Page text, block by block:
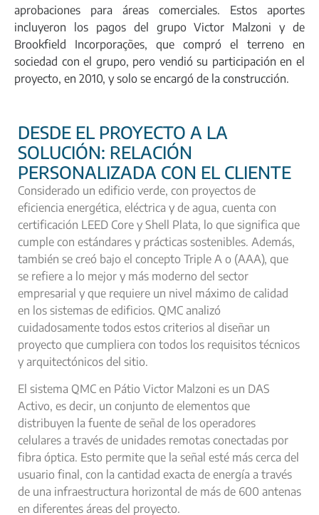
aprobaciones para áreas comerciales. Estos aportes
incluyeron los pagos del grupo Victor Malzoni y de
Brookfield Incorporações, que compró el terreno en
sociedad con el grupo, pero vendió su participación en el
proyecto, en 2010, y solo se encargó de la construcción.
DESDE EL PROYECTO A LA
SOLUCIÓN: RELACIÓN
PERSONALIZADA CON EL CLIENTE
Considerado un edificio verde, con proyectos de
eficiencia energética, eléctrica y de agua, cuenta con
certificación LEED Core y Shell Plata, lo que significa que
cumple con estándares y prácticas sostenibles. Además,
también se creó bajo el concepto Triple A o (AAA), que
se refiere a lo mejor y más moderno del sector
empresarial y que requiere un nivel máximo de calidad
en los sistemas de edificios. QMC analizó
cuidadosamente todos estos criterios al diseñar un
proyecto que cumpliera con todos los requisitos técnicos
y arquitectónicos del sitio.
El sistema QMC en Pátio Victor Malzoni es un DAS
Activo, es decir, un conjunto de elementos que
distribuyen la fuente de señal de los operadores
celulares a través de unidades remotas conectadas por
fibra óptica. Esto permite que la señal esté más cerca del
usuario final, con la cantidad exacta de energía a través
de una infraestructura horizontal de más de 600 antenas
en diferentes áreas del proyecto.